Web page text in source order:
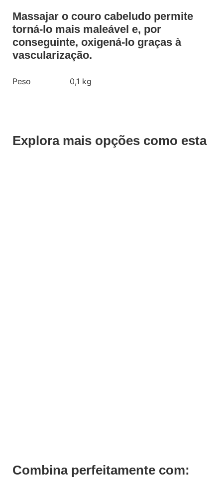
Massajar o couro cabeludo permite
torná-lo mais maleável e, por
conseguinte, oxigená-lo graças à
vascularização.
Peso 0,1 kg
Explora mais opções como esta
Combina perfeitamente com: